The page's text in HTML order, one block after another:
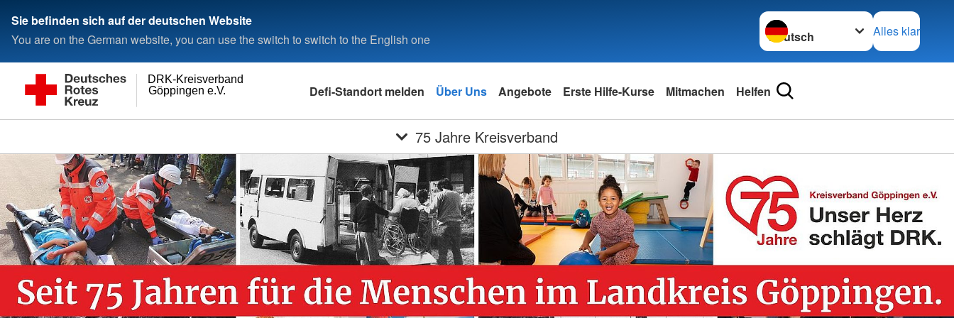
Sie befinden sich auf der deutschen Website
You are on the German website, you can use the switch to switch to the English one
Sprache wechseln zu
Alles klar
Göppingen e.V.
DRK-Kreisverband
Defi-Standort melden Über Uns Angebote Erste Hilfe-Kurse Mitmachen Helfen
75 Jahre Kreisverband